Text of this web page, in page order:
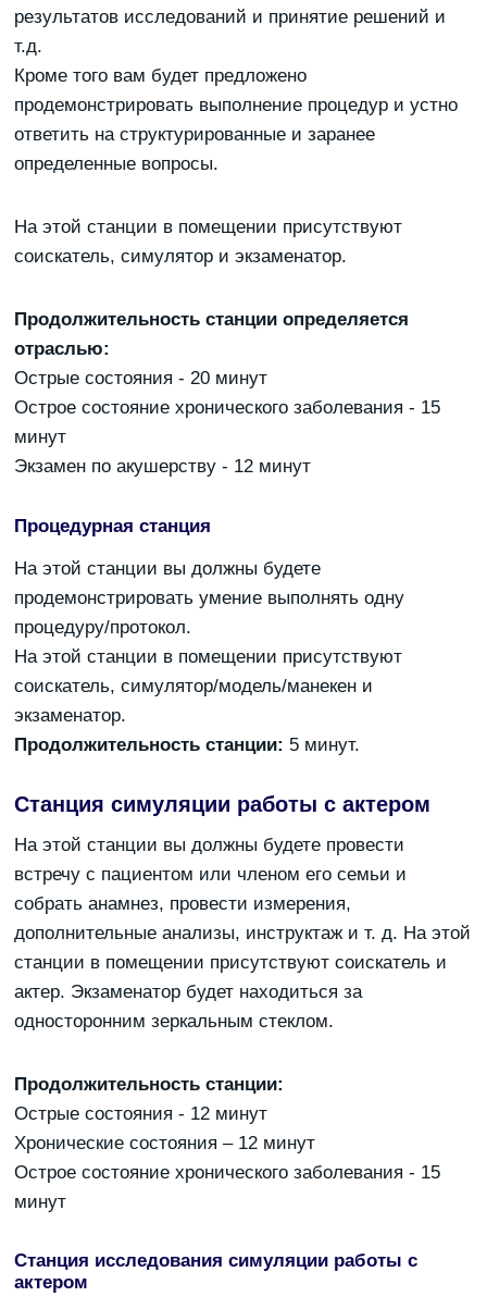
результатов исследований и принятие решений и
т.д.
Кроме того вам будет предложено
продемонстрировать выполнение процедур и устно
ответить на структурированные и заранее
определенные вопросы.
На этой станции в помещении присутствуют
соискатель, симулятор и экзаменатор.
Продолжительность станции определяется
отраслью:
Острые состояния - 20 минут
Острое состояние хронического заболевания - 15
минут
Экзамен по акушерству - 12 минут
Процедурная станция
На этой станции вы должны будете
продемонстрировать умение выполнять одну
процедуру/протокол.
На этой станции в помещении присутствуют
соискатель, симулятор/модель/манекен и
экзаменатор.
Продолжительность станции: 5 минут.
Станция симуляции работы с актером
На этой станции вы должны будете провести
встречу с пациентом или членом его семьи и
собрать анамнез, провести измерения,
дополнительные анализы, инструктаж и т. д. На этой
станции в помещении присутствуют соискатель и
актер. Экзаменатор будет находиться за
односторонним зеркальным стеклом.
Продолжительность станции:
Острые состояния - 12 минут
Хронические состояния – 12 минут
Острое состояние хронического заболевания - 15
минут
Станция исследования симуляции работы с
актером